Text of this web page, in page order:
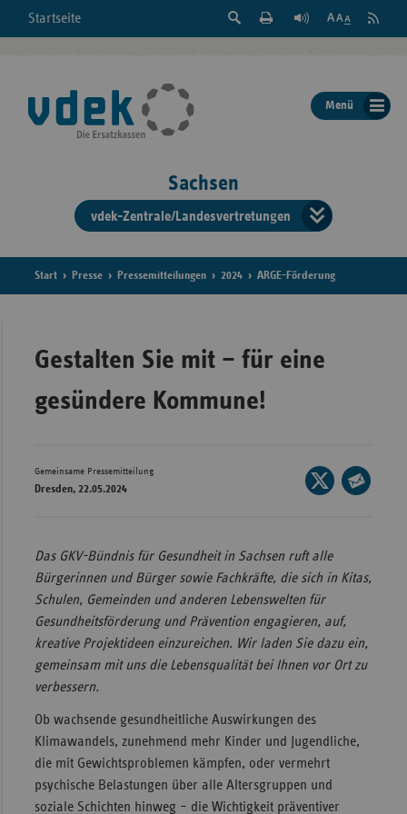
Startseite
Suche
der
Seite
Feed
Menü
Sachsen
vdek-Zentrale/Landesvertretungen
der
Start Presse Pressemitteilungen 2024 ARGE-Förderung
Gestalten Sie mit – für eine
gesündere Kommune!
Gemeinsame Pressemitteilung
Dresden, 22.05.2024
Seite
auf
Mail
Das GKV-Bündnis für Gesundheit in Sachsen ruft alle
Bürgerinnen und Bürger sowie Fachkräfte, die sich in Kitas,
Schulen, Gemeinden und anderen Lebenswelten für
Gesundheitsförderung und Prävention engagieren, auf,
kreative Projektideen einzureichen. Wir laden Sie dazu ein,
gemeinsam mit uns die Lebensqualität bei Ihnen vor Ort zu
verbessern.
Ob wachsende gesundheitliche Auswirkungen des
Klimawandels, zunehmend mehr Kinder und Jugendliche,
die mit Gewichtsproblemen kämpfen, oder vermehrt
psychische Belastungen über alle Altersgruppen und
soziale Schichten hinweg – die Wichtigkeit präventiver